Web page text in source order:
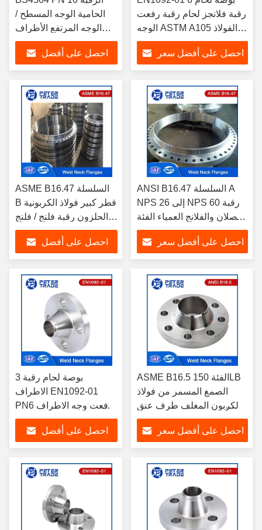
الحامية الوجه المسطح /
الوجه المرتفع الأطراف
الفولاذ الكربوني والأطراف
الفولاذ المقاوم للصدأ
DN10 - DN3000
احصل على أفضل
رقبة فلانجز لحام رقبة رفعت
الوجه ASTM A105 الفولاذ
الكربوني PN 10 للأنابيب
احصل على أفضل سعر
ASME B16.47 السلسلة
B قطر كبير فولاذ الكربونية
الحلزون رقبة فلنج / فلنج
العمياء الفئة 150 للأنابيب
والأنابيباحصل على أفضل
ANSI B16.47 السلسلة A
NPS 26 إلى NPS 60 رقبة
الصلان والفلانج العمياء الفئة
150 للصناعة الكيميائية
والبتروكيماوية
احصل على أفضل سعر
3 بوصة لحام رقبة
الاطراف EN1092-01
PN6 رفعت وجه الاطراف
الفولاذ الكربوني A105
لمعالجة المياه
احصل على أفضل
ASME B16.5 الفئة 150LB
الصمغ المسمر من فولاذ
الكربون المغلف طرف عنق
الحامدة WNRF وجه مرتفع
1/2' إلى 24' لنظم الأنابيب
احصل على أفضل سعر